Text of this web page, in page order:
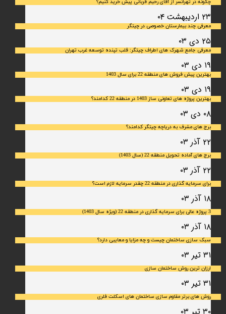
چگونه در تهرانسر از آقای رحیم قربانی پیش خرید کنیم؟
۲۳ اردیبهشت ۰۴
معرفی چند بیمارستان خصوصی در چیتگر
۲۵ دی ۰۳
معرفی جامع شهرک‌ های اطراف چیتگر: قلب تپنده توسعه غرب تهران
۱۹ دی ۰۳
بهترین پیش فروش های منطقه 22 برای سال 1403
۱۹ دی ۰۳
بهترین پروژه های تعاونی ساز 1403 در منطقه 22 کدامند؟
۰۸ دی ۰۳
برج های مشرف به دریاچه چیتگر کدامند؟
۲۲ آذر ۰۳
برج های آماده تحویل منطقه 22 (سال 1403)
۲۲ آذر ۰۳
برای سرمایه‌ گذاری در منطقه 22 چقدر سرمایه لازم است؟
۱۸ آذر ۰۳
3 پروژه عالی برای سرمایه گذاری در منطقه 22 (ویژه سال 1403)
۱۸ آذر ۰۳
سبک سازی ساختمان چیست و چه مزایا و معایبی دارد؟
۳۱ تیر ۰۳
ارزان ترین روش ساختمان سازی
۳۱ تیر ۰۳
روش های برتر مقاوم سازی ساختمان های اسکلت فلری